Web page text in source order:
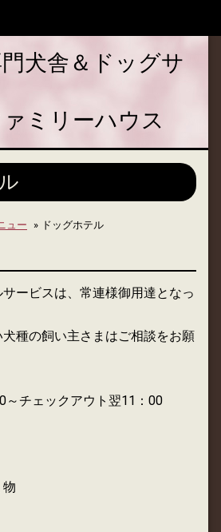
犬舎＆ドッグサ
ミリーハウス
ュー » ドッグホテル
ービスは、常連様御用達となっ
犬種の飼い主さまはご相談をお願
～チェックアウト翌11：00
物